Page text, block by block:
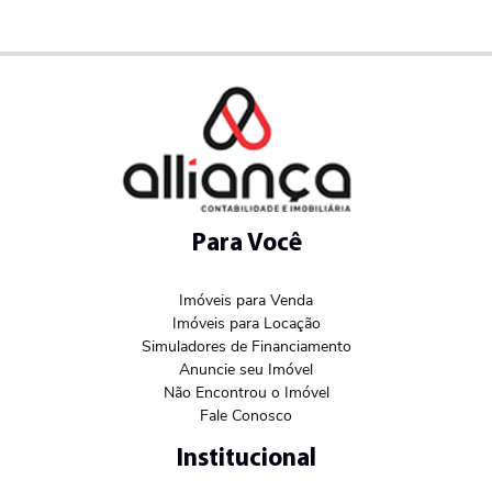
Para Você
Imóveis para Venda
Imóveis para Locação
Simuladores de Financiamento
Anuncie seu Imóvel
Não Encontrou o Imóvel
Fale Conosco
Institucional